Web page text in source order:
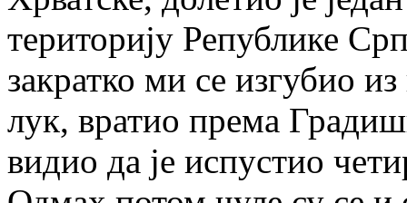
територију Републике
закратко ми се изгубио
лук, вратио према
видио да је испустио